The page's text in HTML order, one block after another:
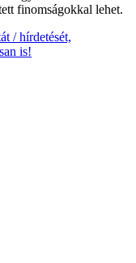
finomságokkal lehet.
/ hírdetését,
is!